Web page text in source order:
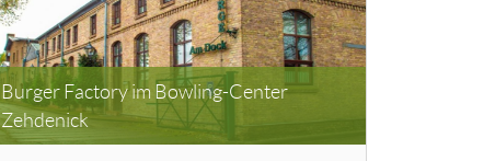
Burger Factory im Bowling-Center
Zehdenick